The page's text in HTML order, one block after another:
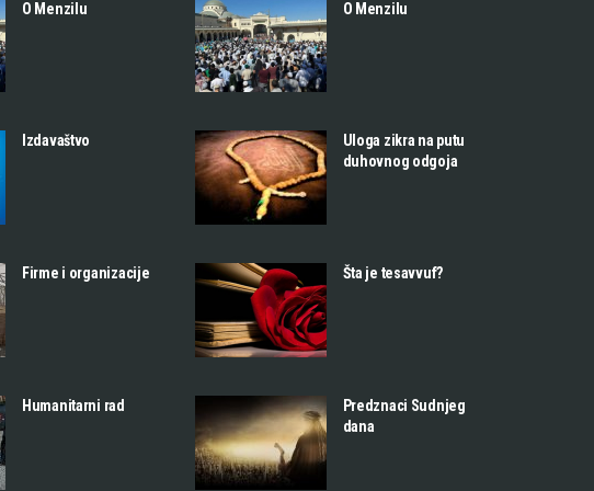
O Menzilu
Izdavaštvo
Firme i organizacije
Humanitarni rad
O Menzilu
Uloga zikra na putu
duhovnog odgoja
Šta je tesavvuf?
Predznaci Sudnjeg
dana